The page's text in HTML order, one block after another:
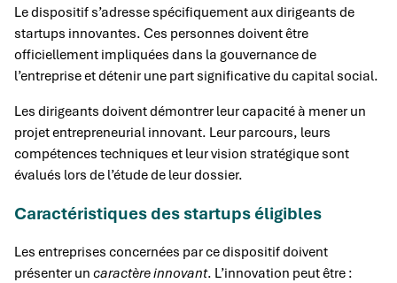
Le dispositif s’adresse spécifiquement aux dirigeants de
startups innovantes. Ces personnes doivent être
officiellement impliquées dans la gouvernance de
l’entreprise et détenir une part significative du capital social.
Les dirigeants doivent démontrer leur capacité à mener un
projet entrepreneurial innovant. Leur parcours, leurs
compétences techniques et leur vision stratégique sont
évalués lors de l’étude de leur dossier.
Caractéristiques des startups éligibles
Les entreprises concernées par ce dispositif doivent
présenter un caractère innovant. L’innovation peut être :